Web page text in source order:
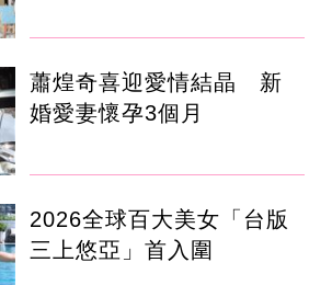
蕭煌奇喜迎愛情結晶 新
婚愛妻懷孕3個月
2026全球百大美女「台版
三上悠亞」首入圍